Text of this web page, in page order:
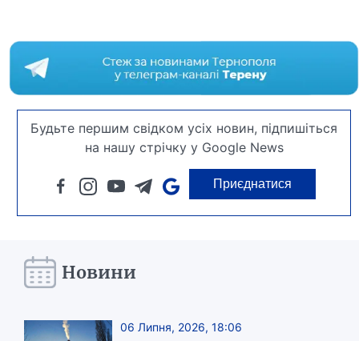
Будьте першим свідком усіх новин, підпишіться
на нашу стрічку у Google News
Приєднатися
Новини
06 Липня, 2026, 18:06